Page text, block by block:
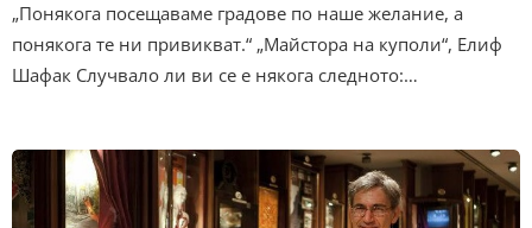
„Понякога посещаваме градове по наше желание, а
понякога те ни привикват.“ „Майстора на куполи“, Елиф
Шафак Случвало ли ви се е някога следното:…